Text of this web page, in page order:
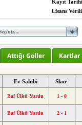
Kayıt Tarihi
Lisans
Attığı Goller Kartlar
Ev Sahibi Skor
Baf Ülkü Yurdu 1 - 0
Baf Ülkü Yurdu 2 - 1